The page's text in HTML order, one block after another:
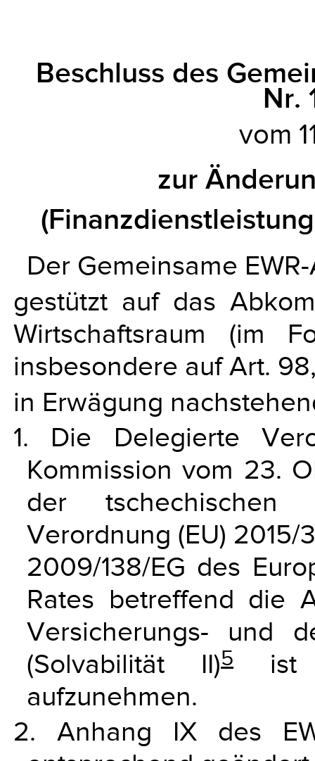
Beschluss des
Nr.
vom
zur
Der Gemeinsame
gestützt auf das
Wirtschaftsraum (im
insbesondere auf Art.
in Erwägung
1. Die Delegierte
Kommission vom 23.
der tschechischen
Verordnung (EU)
2009/138/EG des
Rates betreffend die
Versicherungs- und
(Solvabilität II)5
ist
aufzunehmen.
2. Anhang IX des